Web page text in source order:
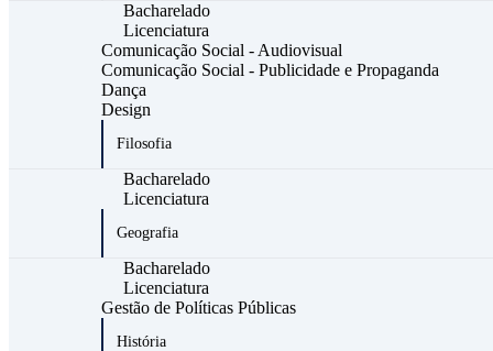
Bacharelado
Licenciatura
Comunicação Social - Audiovisual
Comunicação Social - Publicidade e Propaganda
Dança
Design
Filosofia
Bacharelado
Licenciatura
Geografia
Bacharelado
Licenciatura
Gestão de Políticas Públicas
História